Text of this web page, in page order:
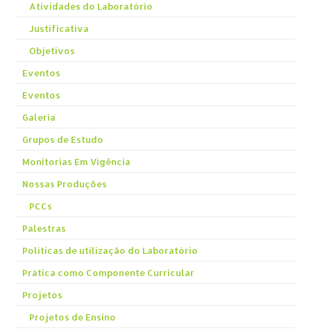
Atividades do Laboratório
Justificativa
Objetivos
Eventos
Eventos
Galeria
Grupos de Estudo
Monitorias Em Vigência
Nossas Produções
PCCs
Palestras
Políticas de utilização do Laboratório
Prática como Componente Curricular
Projetos
Projetos de Ensino